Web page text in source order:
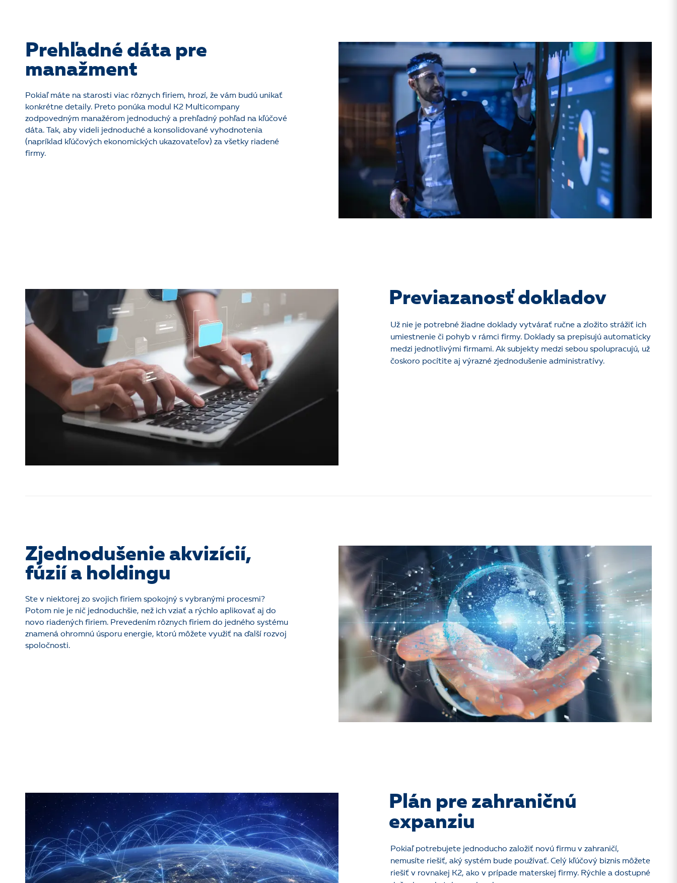
Prehľadné dáta pre
manažment
Pokiaľ máte na starosti viac rôznych firiem, hrozí, že vám budú unikať
konkrétne detaily. Preto ponúka modul K2 Multicompany
zodpovedným manažérom jednoduchý a prehľadný pohľad na kľúčové
dáta. Tak, aby videli jednoduché a konsolidované vyhodnotenia
(napríklad kľúčových ekonomických ukazovateľov) za všetky riadené
firmy.
Previazanosť dokladov
Už nie je potrebné žiadne doklady vytvárať ručne a zložito strážiť ich
umiestnenie či pohyb v rámci firmy. Doklady sa prepisujú automaticky
medzi jednotlivými firmami. Ak subjekty medzi sebou spolupracujú, už
čoskoro pocítite aj výrazné zjednodušenie administratívy.
Zjednodušenie akvizícií,
fúzií a holdingu
Ste v niektorej zo svojich firiem spokojný s vybranými procesmi?
Potom nie je nič jednoduchšie, než ich vziať a rýchlo aplikovať aj do
novo riadených firiem. Prevedením rôznych firiem do jedného systému
znamená ohromnú úsporu energie, ktorú môžete využiť na ďalší rozvoj
spoločnosti.
Plán pre zahraničnú
expanziu
Pokiaľ potrebujete jednoducho založiť novú firmu v zahraničí,
nemusíte riešiť, aký systém bude používať. Celý kľúčový biznis môžete
riešiť v rovnakej K2, ako v prípade materskej firmy. Rýchle a dostupné